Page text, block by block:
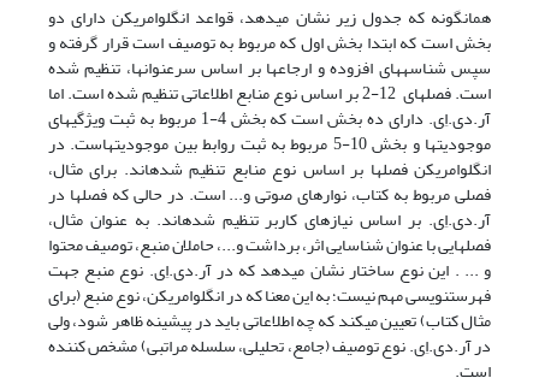
همان­گونه که جدول زیر نشان می­دهد، قواعد انگلوامریکن دارای دو
بخش است که ابتدا بخش اول که مربوط به توصیف است قرار گرفته و
سپس شناسه­های افزوده و ارجاعها بر اساس سرعنوانها، تنظیم شده
است. فصلهای 12-2 بر اساس نوع منابع اطلاعاتی تنظیم شده است. اما
آر.دی.اِی. دارای ده بخش است که بخش 4-1 مربوط به ثبت ویژگیهای
موجودیتها و بخش 10-5 مربوط به ثبت روابط بین موجودیتهاست. در
انگلوامریکن فصلها بر اساس نوع منابع تنظیم شده­اند. برای مثال،
فصلی مربوط به کتاب، نوارهای صوتی و... است. در حالی که فصلها در
آر.دی.اِی. بر اساس نیازهای کاربر تنظیم شده­اند. به عنوان مثال،
فصلهایی با عنوان شناسایی اثر، برداشت و...، حاملان منبع، توصیف محتوا
و ... . این نوع ساختار نشان می­دهد که در آر.دی.اِی. نوع منبع جهت
فهرست­نویسی مهم نیست؛ به این معنا که در انگلوامریکن، نوع منبع (برای
مثال کتاب) تعیین می­کند که چه اطلاعاتی باید در پیشینه ظاهر شود، ولی
در آر.دی.اِی. نوع توصیف (جامع، تحلیلی، سلسله مراتبی) مشخص کننده
است.